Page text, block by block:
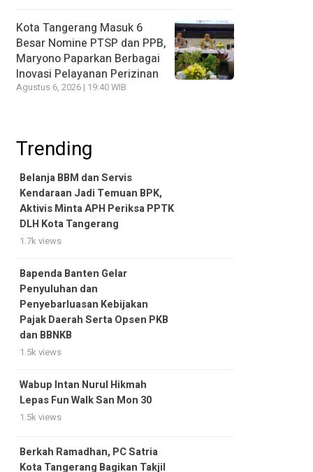
Kota Tangerang Masuk 6
Besar Nomine PTSP dan PPB,
Maryono Paparkan Berbagai
Inovasi Pelayanan Perizinan
Agustus 6, 2026 | 19:40 WIB
Trending
Belanja BBM dan Servis
Kendaraan Jadi Temuan BPK,
Aktivis Minta APH Periksa PPTK
DLH Kota Tangerang
1.7k views
Bapenda Banten Gelar
Penyuluhan dan
Penyebarluasan Kebijakan
Pajak Daerah Serta Opsen PKB
dan BBNKB
1.5k views
Wabup Intan Nurul Hikmah
Lepas Fun Walk San Mon 30
1.5k views
Berkah Ramadhan, PC Satria
Kota Tangerang Bagikan Takjil